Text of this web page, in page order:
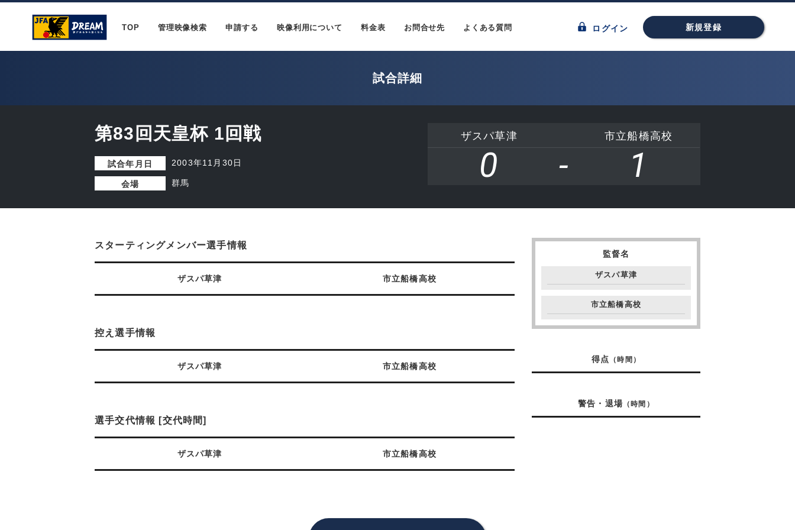
TOP 管理映像検索 申請する 映像利用について 料金表 お問合せ先 よくある質問 ログイン 新規登録
試合詳細
第83回天皇杯 1回戦
試合年月日 2003年11月30日
会場 群馬
ザスパ草津 市立船橋高校
0 - 1
スターティングメンバー選手情報
ザスパ草津 市立船橋高校
控え選手情報
ザスパ草津 市立船橋高校
選手交代情報 [交代時間]
ザスパ草津 市立船橋高校
監督名
ザスパ草津
市立船橋高校
得点 （時間）
警告・退場 （時間）